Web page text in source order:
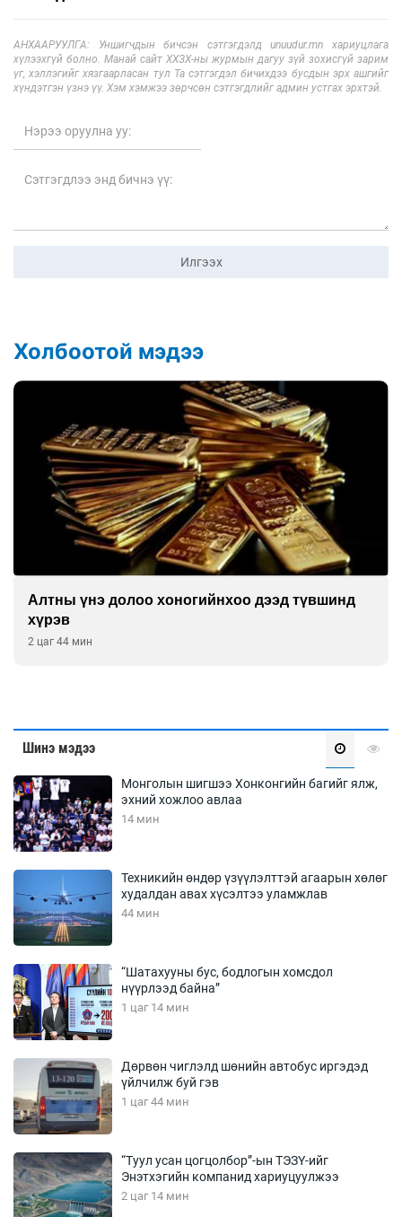
АНХААРУУЛГА: Уншигчдын бичсэн сэтгэгдэлд unuudur.mn хариуцлага
хүлээхгүй болно. Манай сайт ХХЗХ-ны журмын дагуу зүй зохисгүй зарим
үг, хэллэгийг хязгаарласан тул Та сэтгэгдэл бичихдээ бусдын эрх ашгийг
хүндэтгэн үзнэ үү. Хэм хэмжээ зөрчсөн сэтгэгдлийг админ устгах эрхтэй.
Илгээх
Холбоотой мэдээ
Алтны үнэ долоо хоногийнхоо дээд түвшинд
хүрэв
2 цаг 44 мин
Шинэ мэдээ
Монголын шигшээ Хонконгийн багийг ялж,
эхний хожлоо авлаа
14 мин
Техникийн өндөр үзүүлэлттэй агаарын хөлөг
худалдан авах хүсэлтээ уламжлав
44 мин
“Шатахууны бус, бодлогын хомсдол
нүүрлээд байна”
1 цаг 14 мин
Дөрвөн чиглэлд шөнийн автобус иргэдэд
үйлчилж буй гэв
1 цаг 44 мин
“Туул усан цогцолбор”-ын ТЭЗҮ-ийг
Энэтхэгийн компанид хариуцуулжээ
2 цаг 14 мин